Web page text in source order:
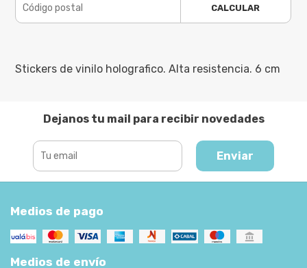
CALCULAR
Stickers de vinilo holografico. Alta resistencia. 6 cm
Dejanos tu mail para recibir novedades
Enviar
Medios de pago
Medios de envío